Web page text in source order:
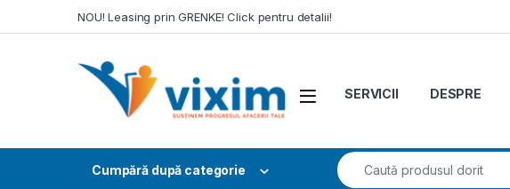
NOU! Leasing prin GRENKE! Click pentru detalii!
SERVICII DESPRE
Cumpără după categorie
Search for: